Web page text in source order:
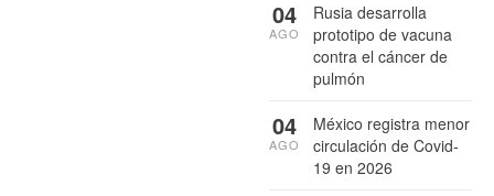
Rusia desarrolla
prototipo de vacuna
contra el cáncer de
pulmón
04
AGO
México registra menor
circulación de Covid-
19 en 2026
04
AGO